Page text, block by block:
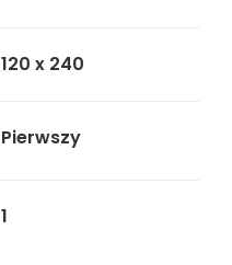
120 x 240
Pierwszy
1